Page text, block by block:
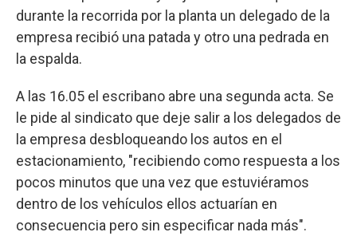
durante la recorrida por la planta un delegado de la
empresa recibió una patada y otro una pedrada en
la espalda.
A las 16.05 el escribano abre una segunda acta. Se
le pide al sindicato que deje salir a los delegados de
la empresa desbloqueando los autos en el
estacionamiento, "recibiendo como respuesta a los
pocos minutos que una vez que estuviéramos
dentro de los vehículos ellos actuarían en
consecuencia pero sin especificar nada más".